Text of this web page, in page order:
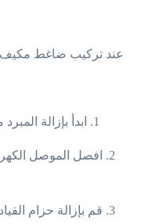
عند تركيب ضاغط مكيف
1. ابدأ بإزالة المبرد من النظام باستخدام آلة استعادة المبرد.
2. افصل الموصل
3. قم بإزالة حزام